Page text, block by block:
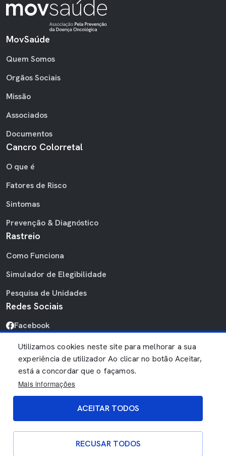
RODAPÉ
MovSaúde
Quem Somos
Orgãos Sociais
Missão
Associados
Documentos
Cancro Colorretal
O que é
Fatores de Risco
Sintomas
Prevenção & Diagnóstico
Rastreio
Como Funciona
Simulador de Elegibilidade
Pesquisa de Unidades
Redes Sociais
Facebook
Linkedin
Youtube
Utilizamos cookies neste site para melhorar a sua
experiência de utilizador Ao clicar no botão Aceitar,
está a concordar que o façamos.
Mais informações
RECUSAR TODOS
ACEITAR TODOS
Politica de dados
Politica de cookies
Política de Privacidade